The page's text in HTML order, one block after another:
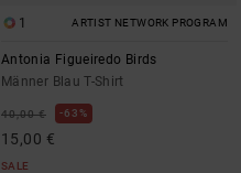
1 ARTIST NETWORK PROGRAM
Antonia Figueiredo Birds
Männer Blau T-Shirt
40,00 € 63%
15,00 €
SALE